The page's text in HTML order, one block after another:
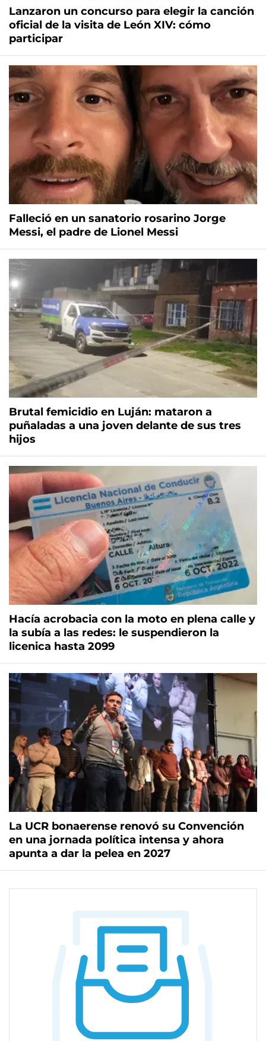
Lanzaron un concurso para elegir la canción
oficial de la visita de León XIV: cómo
participar
Falleció en un sanatorio rosarino Jorge
Messi, el padre de Lionel Messi
Brutal femicidio en Luján: mataron a
puñaladas a una joven delante de sus tres
hijos
Hacía acrobacia con la moto en plena calle y
la subía a las redes: le suspendieron la
licenica hasta 2099
La UCR bonaerense renovó su Convención
en una jornada política intensa y ahora
apunta a dar la pelea en 2027